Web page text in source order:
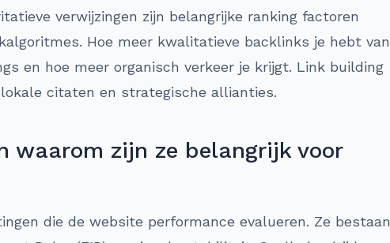
verwijzingen zijn belangrijke ranking factoren
Hoe meer kwalitatieve backlinks je hebt van
en hoe meer organisch verkeer je krijgt. Link building
citaten en strategische allianties.
waarom zijn ze belangrijk voor
die de website performance evalueren. Ze bestaan